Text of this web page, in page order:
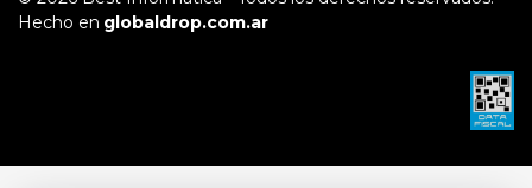
Hecho en globaldrop.com.ar